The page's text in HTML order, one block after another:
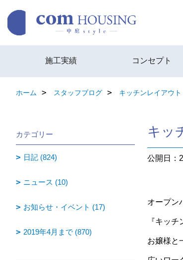
施工実績 コンセプト
ホーム スタッフブログ キッチンレイアウト
キッ
公開日：
オープン
『キッ
お嬢様と
カテゴリー
日記 (824)
ニュース (10)
お知らせ・イベント (17)
2019年4月まで (870)